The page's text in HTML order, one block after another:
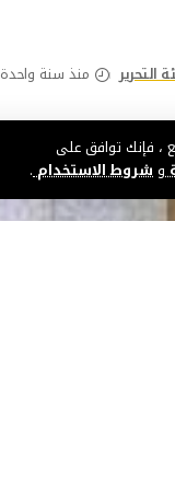
، فإنك توافق على
و شروط الاستخدام.
التحرير منذ سنة واحدة